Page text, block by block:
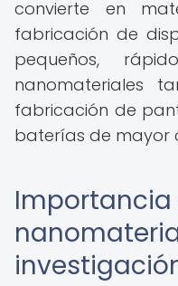
convierte en
fabricación de
pequeños,
nanomateriales
fabricación de
baterías de mayor
Importancia